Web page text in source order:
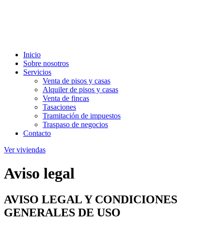
Menú
Inicio
Sobre nosotros
Servicios
Venta de pisos y casas
Alquiler de pisos y casas
Venta de fincas
Tasaciones
Tramitación de impuestos
Traspaso de negocios
Contacto
Ver viviendas
Aviso legal
AVISO LEGAL Y CONDICIONES
GENERALES DE USO